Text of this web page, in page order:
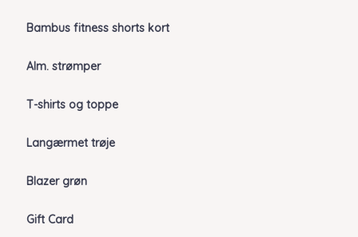
Bambus fitness shorts kort
Alm. strømper
T-shirts og toppe
Langærmet trøje
Blazer grøn
Gift Card